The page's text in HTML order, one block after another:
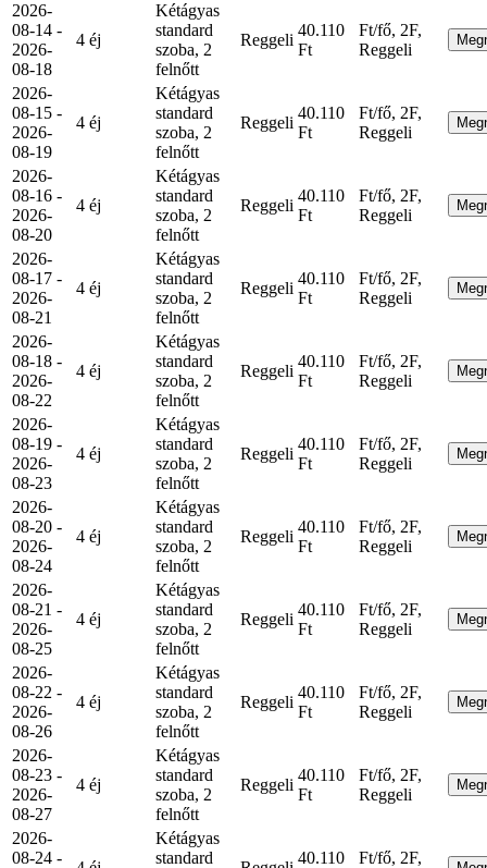
2026-
08-14 -
2026-
08-18
4 éj
Kétágyas
standard
szoba, 2
felnőtt
Reggeli
40.110
Ft
Ft/fő, 2F,
Reggeli
2026-
08-15 -
2026-
08-19
4 éj
Kétágyas
standard
szoba, 2
felnőtt
Reggeli
40.110
Ft
Ft/fő, 2F,
Reggeli
2026-
08-16 -
2026-
08-20
4 éj
Kétágyas
standard
szoba, 2
felnőtt
Reggeli
40.110
Ft
Ft/fő, 2F,
Reggeli
2026-
08-17 -
2026-
08-21
4 éj
Kétágyas
standard
szoba, 2
felnőtt
Reggeli
40.110
Ft
Ft/fő, 2F,
Reggeli
2026-
08-18 -
2026-
08-22
4 éj
Kétágyas
standard
szoba, 2
felnőtt
Reggeli
40.110
Ft
Ft/fő, 2F,
Reggeli
2026-
08-19 -
2026-
08-23
4 éj
Kétágyas
standard
szoba, 2
felnőtt
Reggeli
40.110
Ft
Ft/fő, 2F,
Reggeli
2026-
08-20 -
2026-
08-24
4 éj
Kétágyas
standard
szoba, 2
felnőtt
Reggeli
40.110
Ft
Ft/fő, 2F,
Reggeli
2026-
08-21 -
2026-
08-25
4 éj
Kétágyas
standard
szoba, 2
felnőtt
Reggeli
40.110
Ft
Ft/fő, 2F,
Reggeli
2026-
08-22 -
2026-
08-26
4 éj
Kétágyas
standard
szoba, 2
felnőtt
Reggeli
40.110
Ft
Ft/fő, 2F,
Reggeli
2026-
08-23 -
2026-
08-27
4 éj
Kétágyas
standard
szoba, 2
felnőtt
Reggeli
40.110
Ft
Ft/fő, 2F,
Reggeli
2026-
08-24 -
Kétágyas
standard
40.110
Ft/fő, 2F,